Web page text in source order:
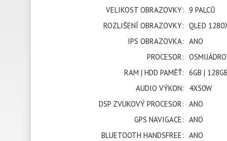
VELIKOST OBRAZOVKY: 9 PALCŮ
ROZLIŠENÍ OBRAZOVKY: QLED
IPS OBRAZOVKA: ANO
PROCESOR:
RAM | HDD PAMĚŤ: 6GB |
AUDIO VÝKON:
4X50W
DSP ZVUKOVÝ PROCESOR: ANO
GPS NAVIGACE: ANO
BLUETOOTH HANDSFREE: ANO